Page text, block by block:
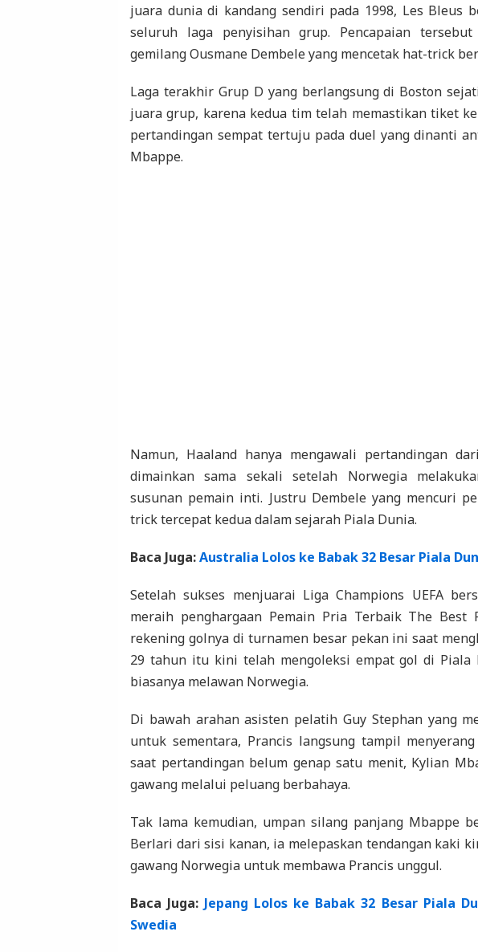
juara dunia di kandang sendiri pada 1998, Les Bleus
seluruh laga penyisihan grup. Pencapaian
gemilang Ousmane Dembele yang mencetak hat-trick
Laga terakhir Grup D yang berlangsung di Boston
juara grup, karena kedua tim telah memastikan tiket
pertandingan sempat tertuju pada duel yang dinanti
Mbappe.
Namun, Haaland hanya mengawali pertandingan
dimainkan sama sekali setelah Norwegia
susunan pemain inti. Justru Dembele yang mencuri
trick tercepat kedua dalam sejarah Piala Dunia.
Baca Juga:Australia Lolos ke Babak 32 Besar Piala
Setelah sukses menjuarai Liga Champions UEFA
meraih penghargaan Pemain Pria Terbaik The Best
rekening golnya di turnamen besar pekan ini saat
29 tahun itu kini telah mengoleksi empat gol di
biasanya melawan Norwegia.
Di bawah arahan asisten pelatih Guy Stephan yang
untuk sementara, Prancis langsung tampil
saat pertandingan belum genap satu menit, Kylian
gawang melalui peluang berbahaya.
Tak lama kemudian, umpan silang panjang Mbappe
Berlari dari sisi kanan, ia melepaskan tendangan kaki
gawang Norwegia untuk membawa Prancis unggul.
Baca Juga: Jepang Lolos ke Babak 32 Besar Piala
Swedia